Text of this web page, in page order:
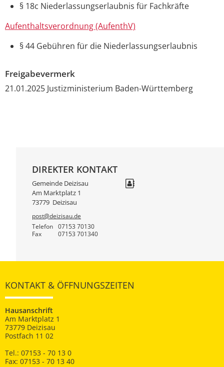
§ 18c Niederlassungserlaubnis für Fachkräfte
Aufenthaltsverordnung (AufenthV)
§ 44Gebühren für die Niederlassungserlaubnis
Freigabevermerk
21.01.2025 Justizministerium Baden-Württemberg
DIREKTER KONTAKT
Gemeinde Deizisau
Am Marktplatz 1
73779 Deizisau
post@deizisau.de
Telefon
07153 70130
Fax 07153 701340
KONTAKT & ÖFFNUNGSZEITEN
Hausanschrift
Am Marktplatz 1
73779 Deizisau
Postfach 11 02
Tel.: 07153 - 70 13 0
Fax: 07153 - 70 13 40